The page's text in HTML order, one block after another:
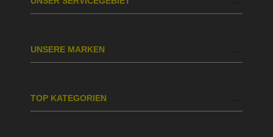
UNSERE MARKEN
TOP KATEGORIEN